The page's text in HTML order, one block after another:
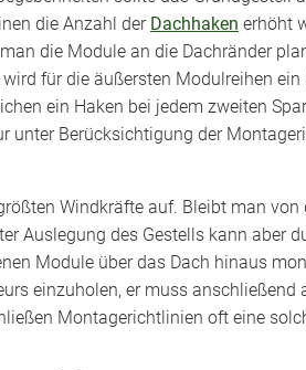
die Anzahl der Dachhaken erhöht
die Module an die Dachränder
für die äußersten Modulreihen ein
ein Haken bei jedem zweiten
unter Berücksichtigung der
Windkräfte auf. Bleibt man von
Auslegung des Gestells kann aber
Module über das Dach hinaus
einzuholen, er muss anschließend
Montagerichtlinien oft eine